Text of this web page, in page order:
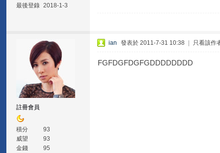
最後登錄 2018-1-3
註冊會員
積分
93
威望
93
金錢
95
ian 發表於 2011-7-31 10:38 只看該作
FGFDGFDGFGDDDDDDDD